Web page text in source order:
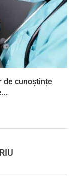
de cunoștințe